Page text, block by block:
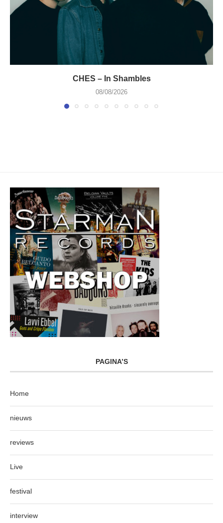
CHES – In Shambles
08/08/2026
PAGINA’S
Home
nieuws
reviews
Live
festival
interview